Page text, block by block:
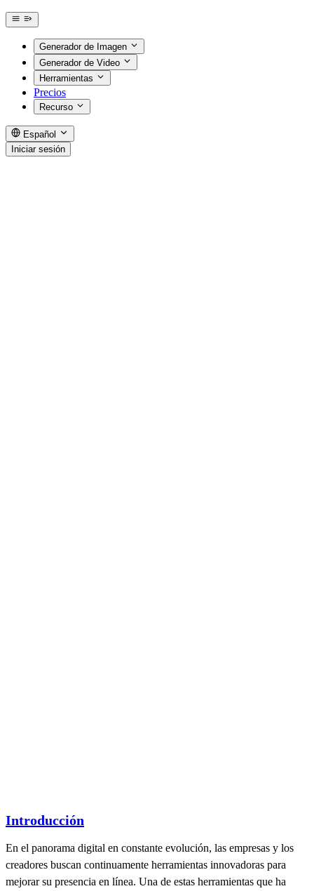
Generador de Imagen
Generador de Video
Herramientas
Precios
Recurso
Español
Iniciar sesión
Introducción
En el panorama digital en constante evolución, las empresas y los
creadores buscan continuamente herramientas innovadoras para
mejorar su presencia en línea. Una de estas herramientas que ha